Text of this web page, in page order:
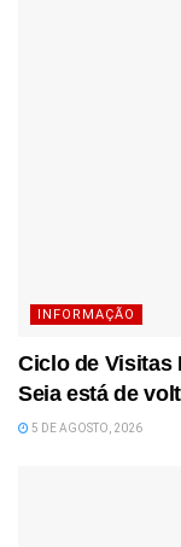
INFORMAÇÃO
Ciclo de Visitas
Seia está de
5 DE AGOSTO, 2026